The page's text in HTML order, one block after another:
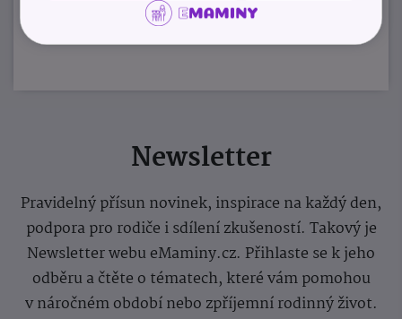
Newsletter
Pravidelný přísun novinek, inspirace na každý den,
podpora pro rodiče i sdílení zkušeností. Takový je
Newsletter webu eMaminy.cz. Přihlaste se k jeho
odběru a čtěte o tématech, které vám pomohou
v náročném období nebo zpříjemní rodinný život.